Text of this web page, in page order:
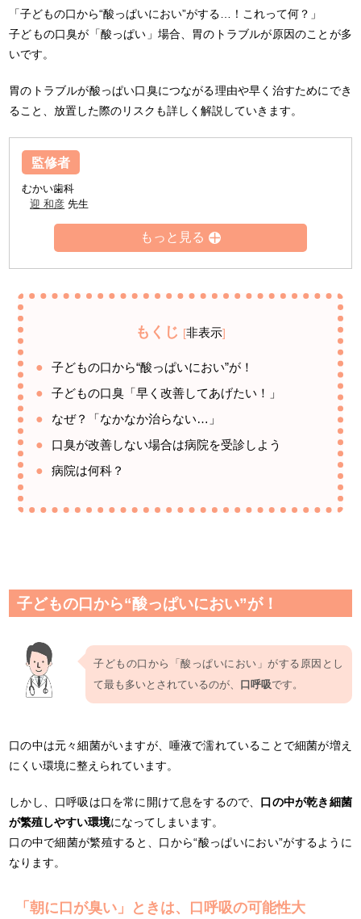
「子どもの口から“酸っぱいにおい”がする…！これって何？」
子どもの口臭が「酸っぱい」場合、胃のトラブルが原因のことが多
いです。
胃のトラブルが酸っぱい口臭につながる理由や早く治すためにでき
ること、放置した際のリスクも詳しく解説していきます。
監修者
むかい歯科
迎 和彦 先生
もくじ [非表示]
子どもの口から“酸っぱいにおい”が！
子どもの口臭「早く改善してあげたい！」
なぜ？「なかなか治らない…」
口臭が改善しない場合は病院を受診しよう
病院は何科？
子どもの口から“酸っぱいにおい”が！
子どもの口から「酸っぱいにおい」がする原因とし
て最も多いとされているのが、 口呼吸です。
口の中は元々細菌がいますが、唾液で濡れていることで細菌が増え
にくい環境に整えられています。
しかし、口呼吸は口を常に開けて息をするので、 口の中が乾き細菌
が繁殖しやすい環境になってしまいます。
口の中で細菌が繁殖すると、口から“酸っぱいにおい”がするように
なります。
「朝に口が臭い」ときは、口呼吸の可能性大